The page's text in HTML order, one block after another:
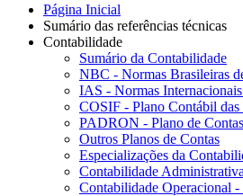
Página Inicial
Sumário das referências técnicas
Contabilidade
Sumário da Contabilidade
NBC - Normas Brasileiras
IAS - Normas
COSIF - Plano Contábil
PADRON - Plano de
Outros Planos de Contas
Especializações da
Contabilidade
Contabilidade Operacional -